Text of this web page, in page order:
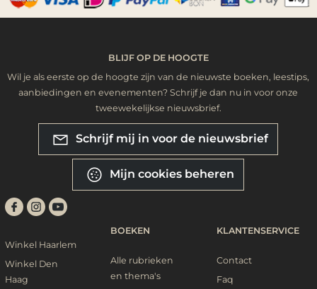
BLIJF OP DE HOOGTE
Wil je als eerste op de hoogte zijn van de nieuwste boeken, leestips,
aanbiedingen en evenementen? Schrijf je dan nu in voor onze
tweewekelijkse nieuwsbrief.
Schrijf mij in voor de nieuwsbrief
Mijn cookies beheren
Winkel Haarlem
Winkel Den
Haag
BOEKEN
Alle rubrieken
en thema's
KLANTENSERVICE
Contact
Faq